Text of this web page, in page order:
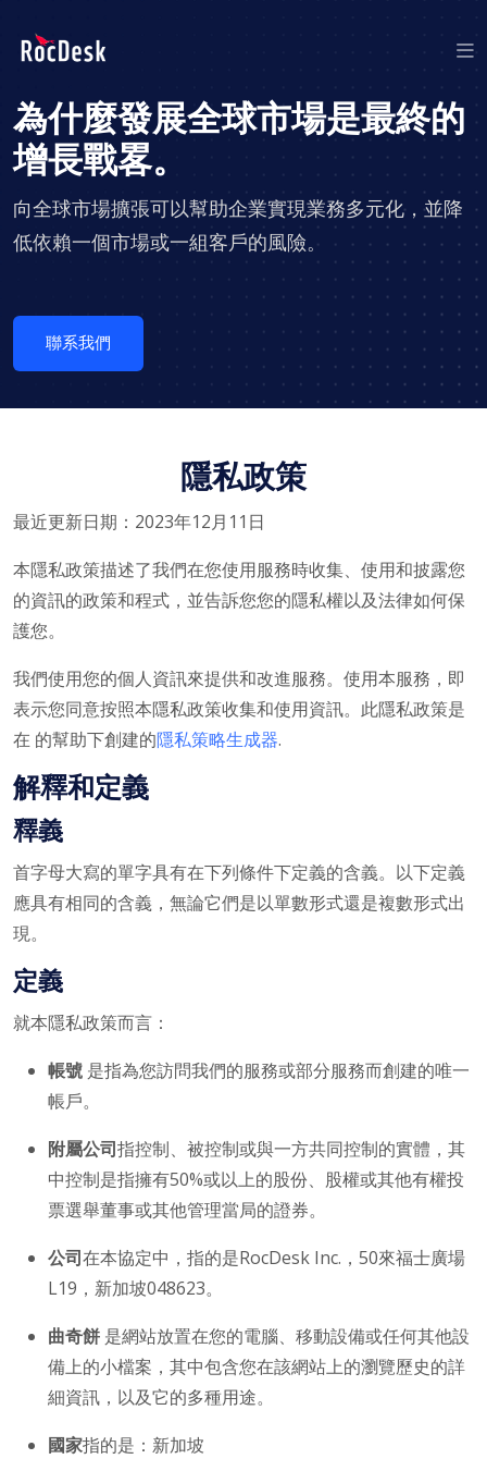
為什麼發展全球市場是最終的
增長戰畧。
向全球市場擴張可以幫助企業實現業務多元化，並降
低依賴一個市場或一組客戶的風險。
聯系我們
隱私政策
最近更新日期：2023年12月11日
本隱私政策描述了我們在您使用服務時收集、使用和披露您
的資訊的政策和程式，並告訴您您的隱私權以及法律如何保
護您。
我們使用您的個人資訊來提供和改進服務。使用本服務，即
表示您同意按照本隱私政策收集和使用資訊。此隱私政策是
在 的幫助下創建的隱私策略生成器.
解釋和定義
釋義
首字母大寫的單字具有在下列條件下定義的含義。以下定義
應具有相同的含義，無論它們是以單數形式還是複數形式出
現。
定義
就本隱私政策而言：
帳號 是指為您訪問我們的服務或部分服務而創建的唯一
帳戶。
附屬公司指控制、被控制或與一方共同控制的實體，其
中控制是指擁有50%或以上的股份、股權或其他有權投
票選舉董事或其他管理當局的證券。
公司在本協定中，指的是RocDesk Inc.，50來福士廣場
L19，新加坡048623。
曲奇餅 是網站放置在您的電腦、移動設備或任何其他設
備上的小檔案，其中包含您在該網站上的瀏覽歷史的詳
細資訊，以及它的多種用途。
國家指的是：新加坡